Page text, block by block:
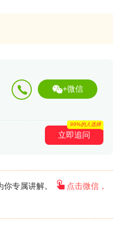
+微信
立即追问
99%的人选择
专属讲解。
点击微信，